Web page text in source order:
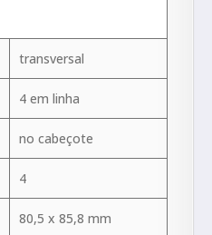
transversal
4 em linha
no cabeçote
4
80,5 x 85,8 mm